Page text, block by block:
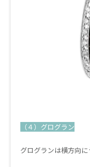
（４）グログラン
グログランは横方向